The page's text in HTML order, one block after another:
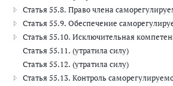
Статья 55.8. Право члена
Статья 55.9. Обеспечение
Статья 55.10. Исключительная
Статья 55.11. (утратила силу)
Статья 55.12. (утратила силу)
Статья 55.13. Контроль